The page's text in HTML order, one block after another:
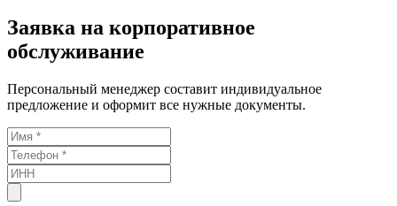
Заявка на корпоративное
обслуживание
Персональный менеджер составит индивидуальное
предложение и оформит все нужные документы.